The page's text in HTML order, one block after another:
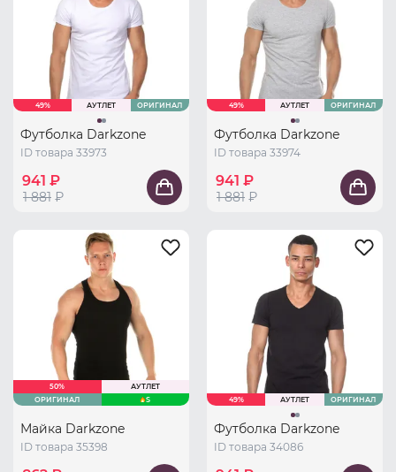
49% АУТЛЕТ ОРИГИНАЛ
Футболка Darkzone
ID товара 33973
941 ₽
1 881 ₽
49% АУТЛЕТ ОРИГИНАЛ
Футболка Darkzone
ID товара 33974
941 ₽
1 881 ₽
50%
АУТЛЕТ
ОРИГИНАЛ
S
Майка Darkzone
ID товара 35398
49% АУТЛЕТ ОРИГИНАЛ
Футболка Darkzone
ID товара 34086